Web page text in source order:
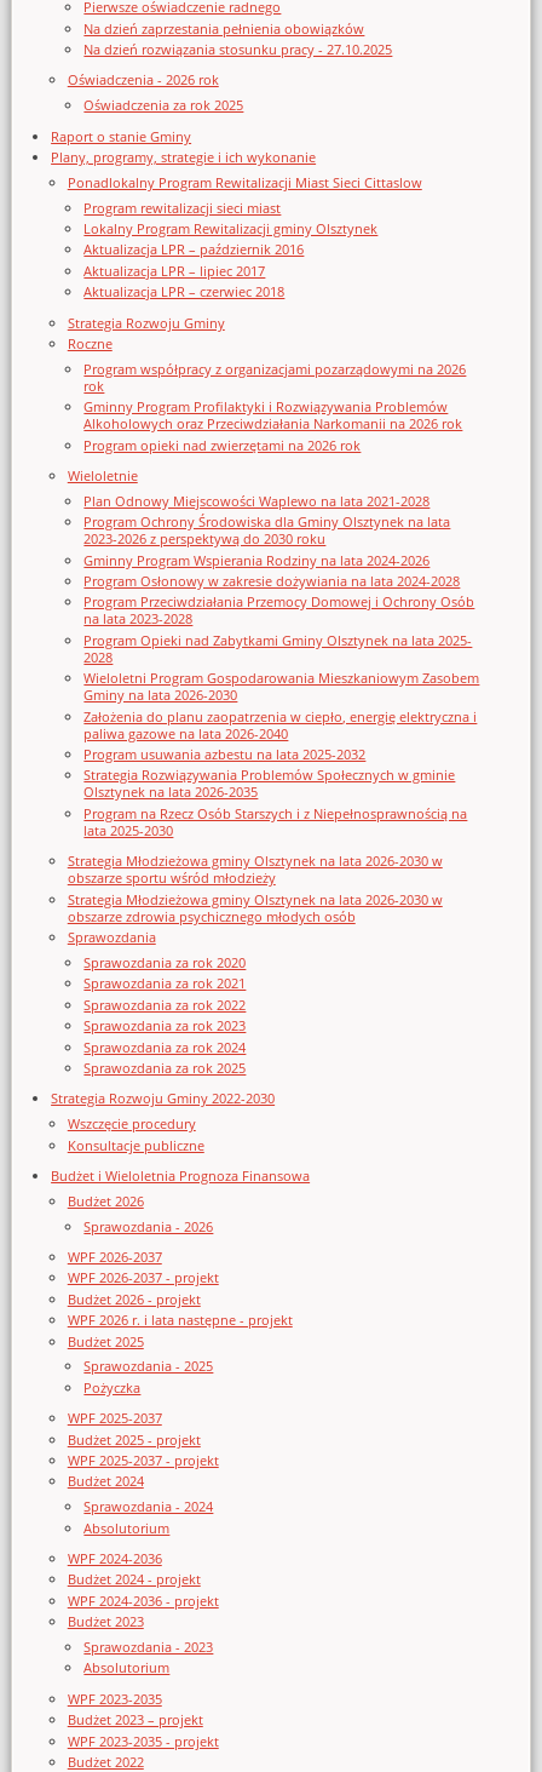
Pierwsze oświadczenie radnego
Na dzień zaprzestania pełnienia obowiązków
Na dzień rozwiązania stosunku pracy - 27.10.2025
Oświadczenia - 2026 rok
Oświadczenia za rok 2025
Raport o stanie Gminy
Plany, programy, strategie i ich wykonanie
Ponadlokalny Program Rewitalizacji Miast Sieci Cittaslow
Program rewitalizacji sieci miast
Lokalny Program Rewitalizacji gminy Olsztynek
Aktualizacja LPR – październik 2016
Aktualizacja LPR – lipiec 2017
Aktualizacja LPR – czerwiec 2018
Strategia Rozwoju Gminy
Roczne
Program współpracy z organizacjami pozarządowymi na 2026
rok
Gminny Program Profilaktyki i Rozwiązywania Problemów
Alkoholowych oraz Przeciwdziałania Narkomanii na 2026 rok
Program opieki nad zwierzętami na 2026 rok
Wieloletnie
Plan Odnowy Miejscowości Waplewo na lata 2021-2028
Program Ochrony Środowiska dla Gminy Olsztynek na lata
2023-2026 z perspektywą do 2030 roku
Gminny Program Wspierania Rodziny na lata 2024-2026
Program Osłonowy w zakresie dożywiania na lata 2024-2028
Program Przeciwdziałania Przemocy Domowej i Ochrony Osób
na lata 2023-2028
Program Opieki nad Zabytkami Gminy Olsztynek na lata 2025-
2028
Wieloletni Program Gospodarowania Mieszkaniowym Zasobem
Gminy na lata 2026-2030
Założenia do planu zaopatrzenia w ciepło, energię elektryczna i
paliwa gazowe na lata 2026-2040
Program usuwania azbestu na lata 2025-2032
Strategia Rozwiązywania Problemów Społecznych w gminie
Olsztynek na lata 2026-2035
Program na Rzecz Osób Starszych i z Niepełnosprawnością na
lata 2025-2030
Strategia Młodzieżowa gminy Olsztynek na lata 2026-2030 w
obszarze sportu wśród młodzieży
Strategia Młodzieżowa gminy Olsztynek na lata 2026-2030 w
obszarze zdrowia psychicznego młodych osób
Sprawozdania
Sprawozdania za rok 2020
Sprawozdania za rok 2021
Sprawozdania za rok 2022
Sprawozdania za rok 2023
Sprawozdania za rok 2024
Sprawozdania za rok 2025
Strategia Rozwoju Gminy 2022-2030
Wszczęcie procedury
Konsultacje publiczne
Budżet i Wieloletnia Prognoza Finansowa
Budżet 2026
Sprawozdania - 2026
WPF 2026-2037
WPF 2026-2037 - projekt
Budżet 2026 - projekt
WPF 2026 r. i lata następne - projekt
Budżet 2025
Sprawozdania - 2025
Pożyczka
WPF 2025-2037
Budżet 2025 - projekt
WPF 2025-2037 - projekt
Budżet 2024
Sprawozdania - 2024
Absolutorium
WPF 2024-2036
Budżet 2024 - projekt
WPF 2024-2036 - projekt
Budżet 2023
Sprawozdania - 2023
Absolutorium
WPF 2023-2035
Budżet 2023 – projekt
WPF 2023-2035 - projekt
Budżet 2022